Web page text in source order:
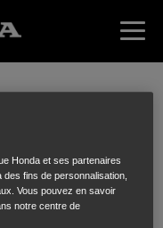
Honda et ses partenaires
fins de personnalisation,
Vous pouvez en savoir
notre centre de